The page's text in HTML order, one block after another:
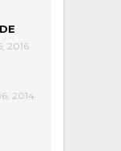
2016
2014